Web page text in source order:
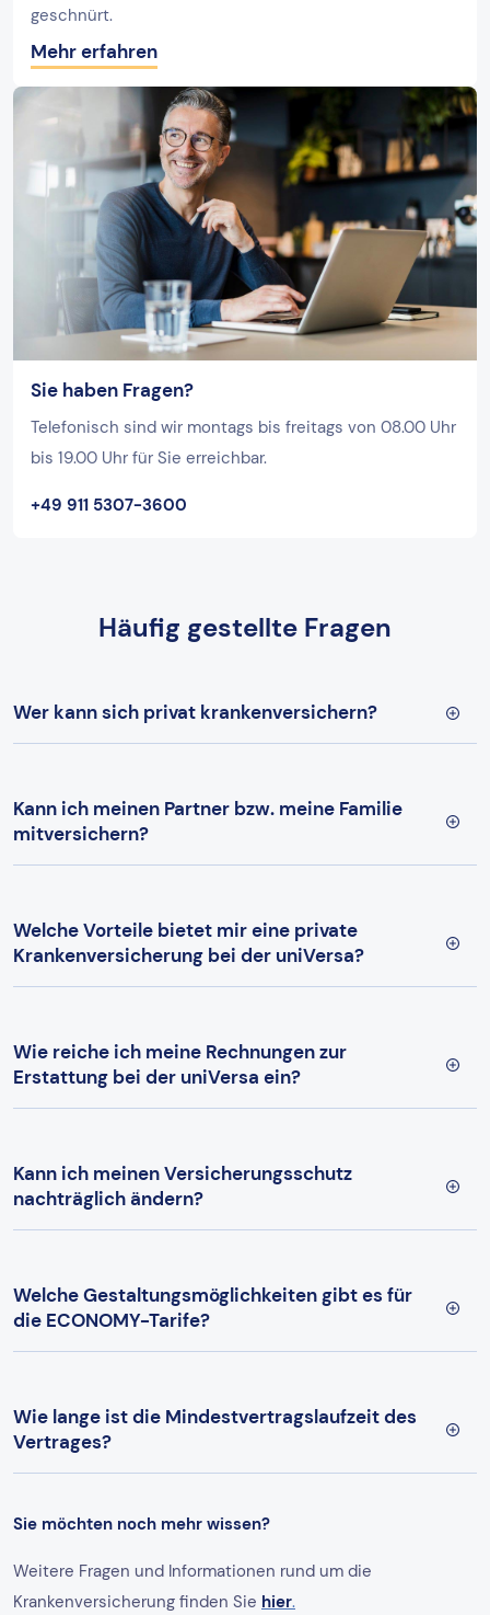
geschnürt.
Mehr erfahren
Sie haben Fragen?
Telefonisch sind wir montags bis freitags von 08.00 Uhr
bis 19.00 Uhr für Sie erreichbar.
+49 911 5307-3600
Häufig gestellte Fragen
Wer kann sich privat krankenversichern?
Kann ich meinen Partner bzw. meine Familie
mitversichern?
Welche Vorteile bietet mir eine private
Krankenversicherung bei der uniVersa?
Wie reiche ich meine Rechnungen zur
Erstattung bei der uniVersa ein?
Kann ich meinen Versicherungsschutz
nachträglich ändern?
Welche Gestaltungsmöglichkeiten gibt es für
die ECONOMY-Tarife?
Wie lange ist die Mindestvertragslaufzeit des
Vertrages?
Sie möchten noch mehr wissen?
Weitere Fragen und Informationen rund um die
Krankenversicherung finden Sie hier.